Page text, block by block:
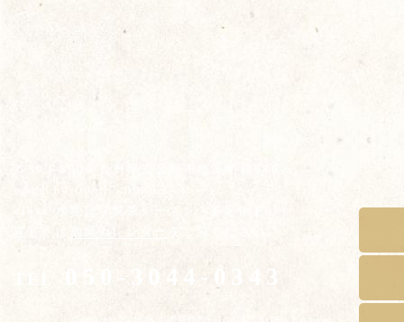
open 10:00~17:00
050-3044-0343
Copyright © 2026 台湾茶藝館いろは All Rights Reserved